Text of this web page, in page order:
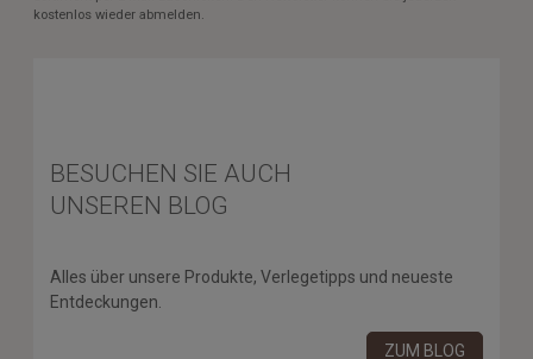
kostenlos wieder abmelden.
BESUCHEN SIE AUCH
UNSEREN BLOG
Alles über unsere Produkte, Verlegetipps und neueste
Entdeckungen.
ZUM BLOG